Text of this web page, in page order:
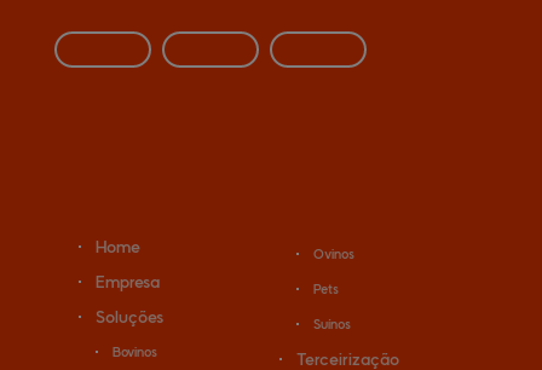
Home
Empresa
Soluções
Bovinos
Ovinos
Pets
Suínos
Terceirização